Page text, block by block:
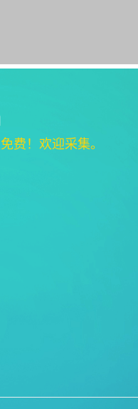
费！欢迎采集。